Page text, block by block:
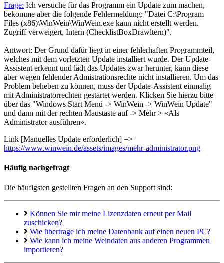
Frage: Ich versuche für das Programm ein Update zum machen,
bekomme aber die folgende Fehlermeldung: "Datei C:\Program
Files (x86)\WinWein\WinWein.exe kann nicht erstellt werden.
Zugriff verweigert, Intern (ChecklistBoxDrawltern)".
Antwort: Der Grund dafür liegt in einer fehlerhaften Programmteil,
welches mit dem vorletzten Update installiert wurde. Der Update-
Assistent erkennt und lädt das Updates zwar herunter, kann diese
aber wegen fehlender Admistrationsrechte nicht installieren. Um das
Problem beheben zu können, muss der Update-Assistent einmalig
mit Administratorrechten gestartet werden. Klicken Sie hierzu bitte
über das "Windows Start Menü -> WinWein -> WinWein Update"
und dann mit der rechten Maustaste auf -> Mehr > «Als
Administrator ausführen».
Link [Manuelles Update erforderlich] =>
https://www.winwein.de/assets/images/mehr-administrator.png
Häufig nachgefragt
Die häufigsten gestellten Fragen an den Support sind:
Können Sie mir meine Lizenzdaten erneut per Mail
zuschicken?
Wie übertrage ich meine Datenbank auf einen neuen PC?
Wie kann ich meine Weindaten aus anderen Programmen
importieren?